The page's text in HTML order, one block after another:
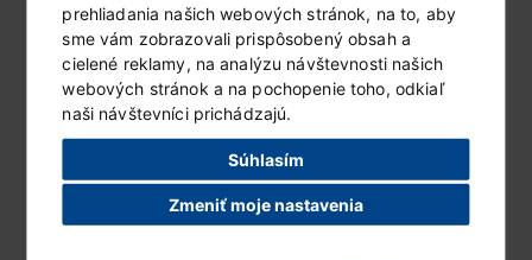
prehliadania našich webových stránok, na to, aby
sme vám zobrazovali prispôsobený obsah a
cielené reklamy, na analýzu návštevnosti našich
webových stránok a na pochopenie toho, odkiaľ
naši návštevníci prichádzajú.
Súhlasím
Zmeniť moje nastavenia
Mrazený Lipánek s ovocím
Ingrediencie (6 porcií) 1 vanilkové...